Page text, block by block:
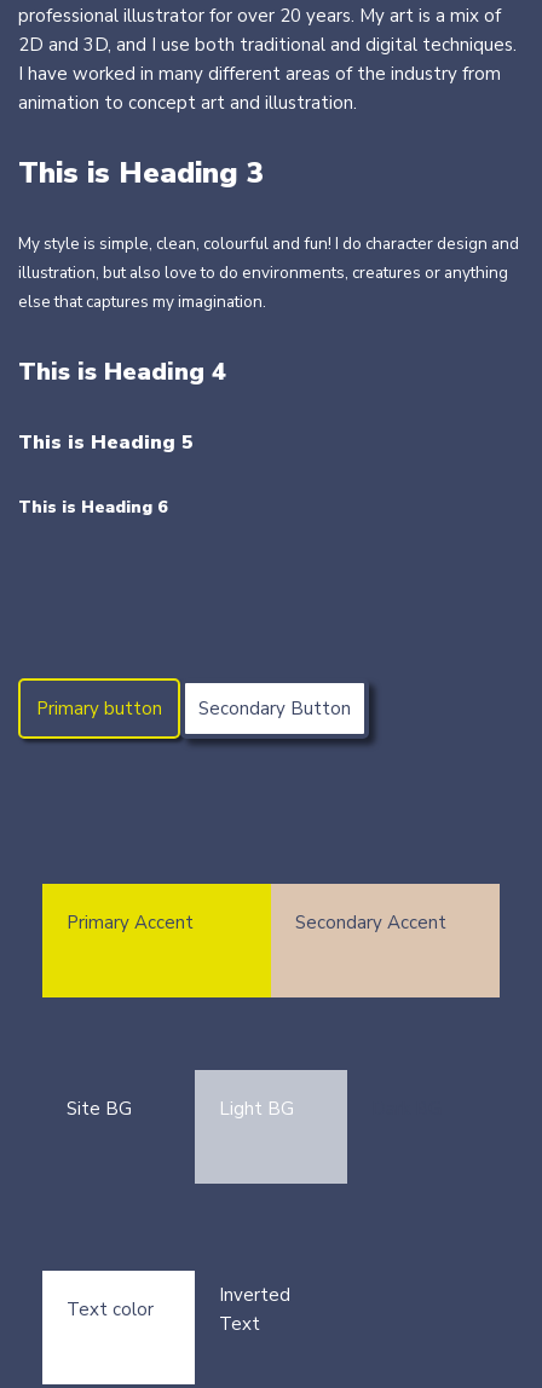
professional illustrator for over 20 years. My art is a mix of
2D and 3D, and I use both traditional and digital techniques.
I have worked in many different areas of the industry from
animation to concept art and illustration.
This is Heading 3
My style is simple, clean, colourful and fun! I do character design and
illustration, but also love to do environments, creatures or anything
else that captures my imagination.
This is Heading 4
This is Heading 5
This is Heading 6
Primary button Secondary Button
Primary Accent Secondary Accent
Site BG Light BG
Text color
Inverted
Text